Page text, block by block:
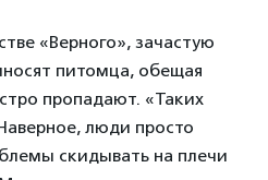
«Верного», зачастую
питомца, обещая
пропадают. «Таких
люди просто
скидывать на плечи